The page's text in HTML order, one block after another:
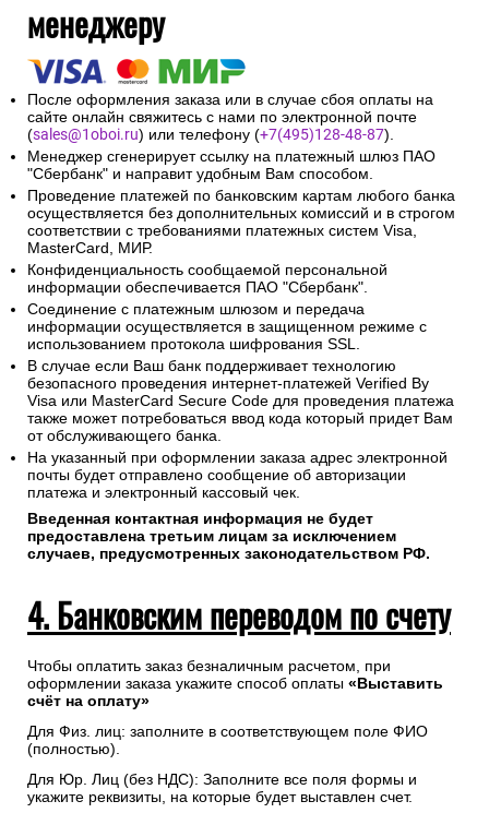
менеджеру
После оформления заказа или в случае сбоя оплаты на
сайте онлайн свяжитесь с нами по электронной почте
(sales@1oboi.ru) или телефону (+7(495)128-48-87).
Менеджер сгенерирует ссылку на платежный шлюз ПАО
"Сбербанк" и направит удобным Вам способом.
Проведение платежей по банковским картам любого банка
осуществляется без дополнительных комиссий и в строгом
соответствии с требованиями платежных систем Visa,
MasterCard, МИР.
Конфиденциальность сообщаемой персональной
информации обеспечивается ПАО "Сбербанк".
Соединение с платежным шлюзом и передача
информации осуществляется в защищенном режиме с
использованием протокола шифрования SSL.
В случае если Ваш банк поддерживает технологию
безопасного проведения интернет-платежей Verified By
Visa или MasterCard Secure Code для проведения платежа
также может потребоваться ввод кода который придет Вам
от обслуживающего банка.
На указанный при оформлении заказа адрес электронной
почты будет отправлено сообщение об авторизации
платежа и электронный кассовый чек.
Введенная контактная информация не будет
предоставлена третьим лицам за исключением
случаев, предусмотренных законодательством РФ.
4. Банковским переводом по счету
Чтобы оплатить заказ безналичным расчетом, при
оформлении заказа укажите способ оплаты «Выставить
счёт на оплату»
Для Физ. лиц: заполните в соответствующем поле ФИО
(полностью).
Для Юр. Лиц (без НДС): Заполните все поля формы и
укажите реквизиты, на которые будет выставлен счет.